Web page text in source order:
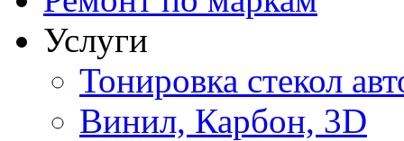
Услуги
Тонировка стекол
Винил, Карбон, 3D